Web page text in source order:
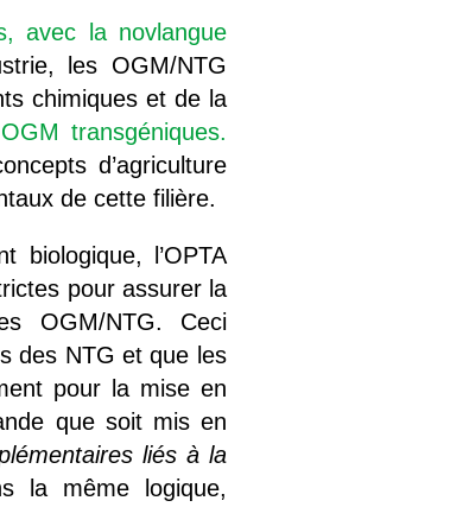
avec la novlangue
les OGM/NTG
chimiques et de la
transgéniques.
d’agriculture
de cette filière.
biologique, l’OPTA
pour assurer la
OGM/NTG. Ceci
des NTG et que les
pour la mise en
que soit mis en
liés à la
la même logique,